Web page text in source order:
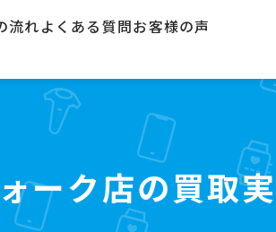
流れよくある質問お客様の声
ーク店の買取